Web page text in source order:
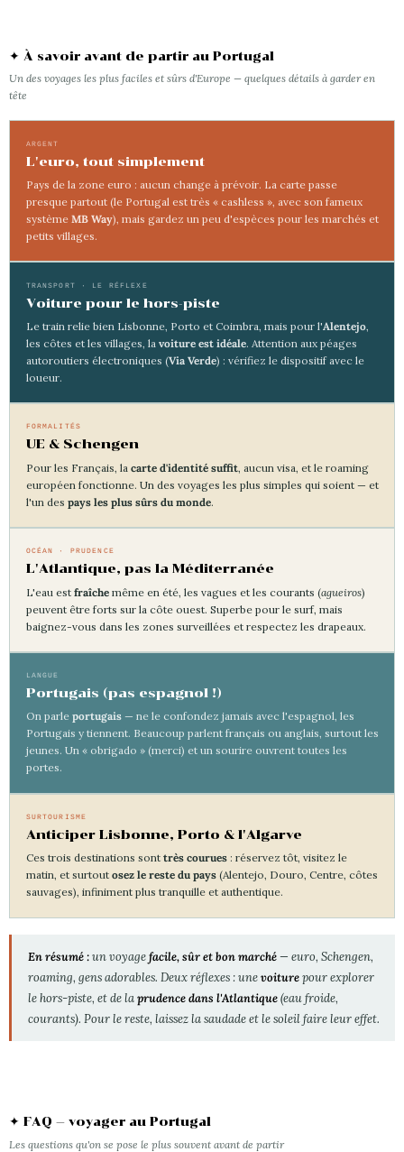
✦ À savoir avant de partir au Portugal
Un des voyages les plus faciles et sûrs d'Europe — quelques détails à garder en
tête
ARGENT
L'euro, tout simplement
Pays de la zone euro : aucun change à prévoir. La carte passe
presque partout (le Portugal est très « cashless », avec son fameux
système MB Way), mais gardez un peu d'espèces pour les marchés et
petits villages.
TRANSPORT · LE RÉFLEXE
Voiture pour le hors-piste
Le train relie bien Lisbonne, Porto et Coimbra, mais pour l'Alentejo,
les côtes et les villages, la voiture est idéale. Attention aux péages
autoroutiers électroniques (Via Verde) : vérifiez le dispositif avec le
loueur.
FORMALITÉS
UE & Schengen
Pour les Français, la carte d'identité suffit, aucun visa, et le roaming
européen fonctionne. Un des voyages les plus simples qui soient — et
l'un des pays les plus sûrs du monde.
OCÉAN · PRUDENCE
L'Atlantique, pas la Méditerranée
L'eau est fraîchemême en été, les vagues et les courants (agueiros)
peuvent être forts sur la côte ouest. Superbe pour le surf, mais
baignez-vous dans les zones surveillées et respectez les drapeaux.
LANGUE
Portugais (pas espagnol !)
On parle portugais— ne le confondez jamais avec l'espagnol, les
Portugais y tiennent. Beaucoup parlent français ou anglais, surtout les
jeunes. Un « obrigado » (merci) et un sourire ouvrent toutes les
portes.
SURTOURISME
Anticiper Lisbonne, Porto & l'Algarve
Ces trois destinations sont très courues: réservez tôt, visitez le
matin, et surtout osez le reste du pays(Alentejo, Douro, Centre, côtes
sauvages), infiniment plus tranquille et authentique.
En résumé :un voyagefacile, sûr et bon marché— euro, Schengen,
roaming, gens adorables. Deux réflexes : unevoiturepour explorer
le hors-piste, et de laprudence dans l'Atlantique(eau froide,
courants). Pour le reste, laissez lasaudadeet le soleil faire leur effet.
✦ FAQ — voyager au Portugal
Les questions qu'on se pose le plus souvent avant de partir